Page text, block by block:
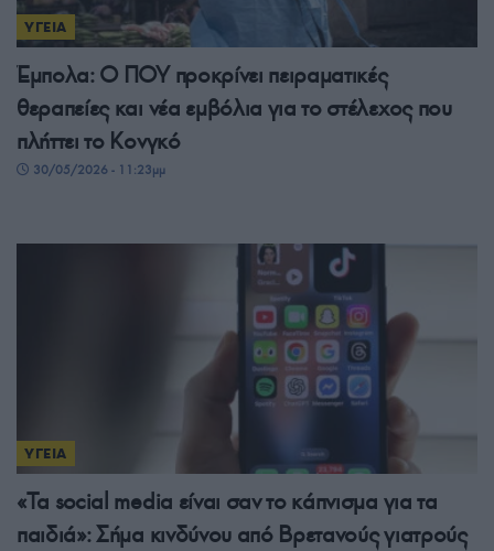
ΥΓΕΙΑ
Έμπολα: Ο ΠΟΥ προκρίνει πειραματικές
θεραπείες και νέα εμβόλια για το στέλεχος που
πλήττει το Κονγκό
30/05/2026 - 11:23μμ
ΥΓΕΙΑ
«Τα social media είναι σαν το κάπνισμα για τα
παιδιά»: Σήμα κινδύνου από Βρετανούς γιατρούς